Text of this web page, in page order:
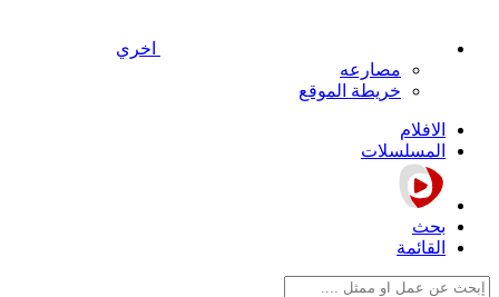
اخري
مصارعه
خريطة الموقع
الافلام
المسلسلات
بحث
القائمة